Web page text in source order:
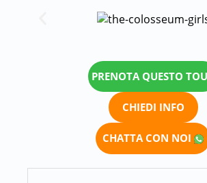
PRENOTA QUESTO
CHIEDI INFO
CHATTA CON NOI